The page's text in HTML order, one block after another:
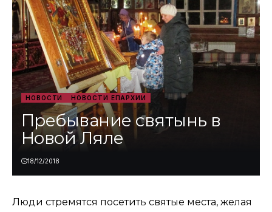
НОВОСТИ НОВОСТИ ЕПАРХИИ
Пребывание святынь в
Новой Ляле
18/12/2018
Люди стремятся посетить святые места, желая